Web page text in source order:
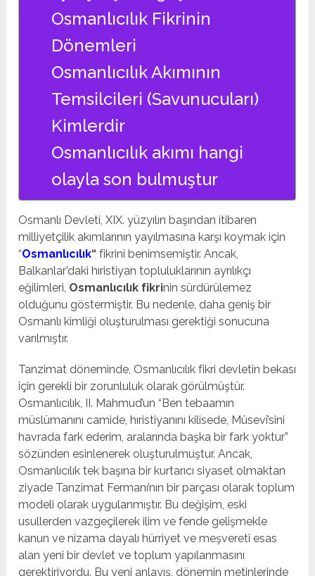
Osmanlıcılık Fikrinin
Dönemleri
Osmanlıcılık Akımının
Temsilcileri (Savunucuları)
Kimlerdir
Osmanlıcılık akımı hangi
olayla son bulmuştur
Osmanlı Devleti, XIX. yüzyılın başından itibaren
milliyetçilik akımlarının yayılmasına karşı koymak için
“Osmanlıcılık“ fikrini benimsemiştir. Ancak,
Balkanlar’daki hıristiyan topluluklarının ayrılıkçı
eğilimleri, Osmanlıcılık fikrinin sürdürülemez
olduğunu göstermiştir. Bu nedenle, daha geniş bir
Osmanlı kimliği oluşturulması gerektiği sonucuna
varılmıştır.
Tanzimat döneminde, Osmanlıcılık fikri devletin bekası
için gerekli bir zorunluluk olarak görülmüştür.
Osmanlıcılık, II. Mahmud’un “Ben tebaamın
müslümanını camide, hıristiyanını kilisede, Mûsevî’sini
havrada fark ederim, aralarında başka bir fark yoktur”
sözünden esinlenerek oluşturulmuştur. Ancak,
Osmanlıcılık tek başına bir kurtarıcı siyaset olmaktan
ziyade Tanzimat Fermanı’nın bir parçası olarak toplum
modeli olarak uygulanmıştır. Bu değişim, eski
usullerden vazgeçilerek ilim ve fende gelişmekle
kanun ve nizama dayalı hürriyet ve meşvereti esas
alan yeni bir devlet ve toplum yapılanmasını
gerektiriyordu. Bu yeni anlayış, dönemin metinlerinde